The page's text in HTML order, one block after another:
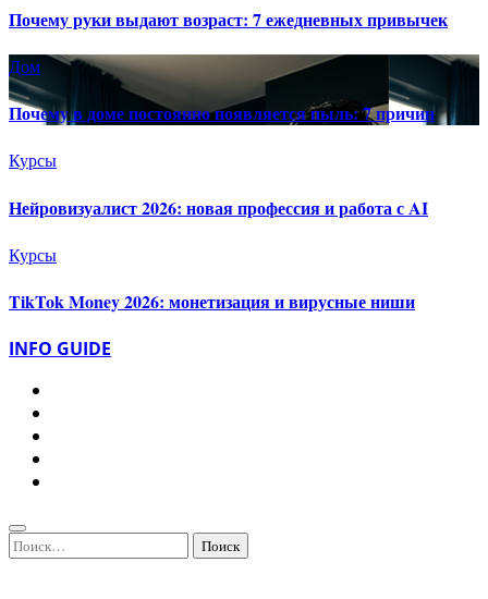
Почему руки выдают возраст: 7 ежедневных привычек
Дом
Почему в доме постоянно появляется пыль: 7 причин
Курсы
Нейровизуалист 2026: новая профессия и работа с AI
Курсы
TikTok Money 2026: монетизация и вирусные ниши
INFO GUIDE
Найти: